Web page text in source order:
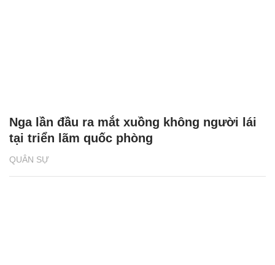
QUÂN SỰ
Nga lần đầu ra mắt xuồng không người lái
tại triển lãm quốc phòng